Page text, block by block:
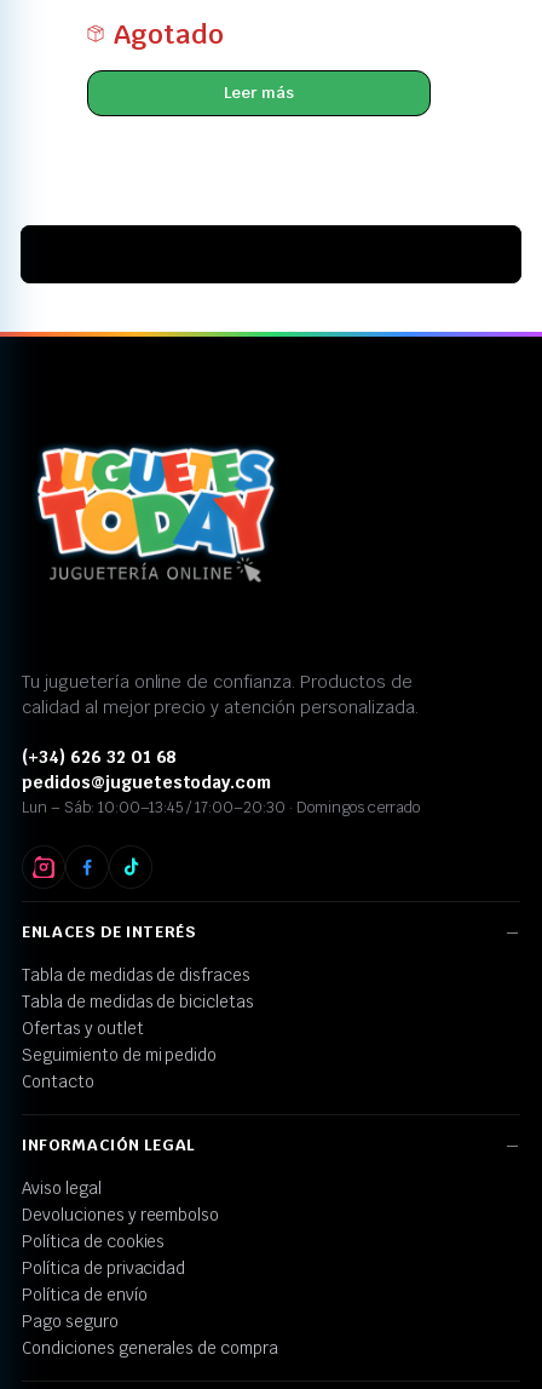
Agotado
Leer más
Tu juguetería online de confianza. Productos de
calidad al mejor precio y atención personalizada.
(+34) 626 32 01 68
pedidos@juguetestoday.com
Lun – Sáb: 10:00–13:45 / 17:00–20:30 · Domingos cerrado
ENLACES DE INTERÉS
Tabla de medidas de disfraces
Tabla de medidas de bicicletas
Ofertas y outlet
Seguimiento de mi pedido
Contacto
INFORMACIÓN LEGAL
Aviso legal
Devoluciones y reembolso
Política de cookies
Política de privacidad
Política de envío
Pago seguro
Condiciones generales de compra